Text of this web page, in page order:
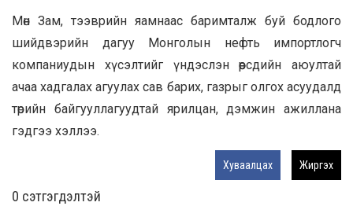
Мөн Зам, тээврийн яамнаас баримталж буй бодлого
шийдвэрийн дагуу Монголын нефть импортлогч
компаниудын хүсэлтийг үндэслэн өөрсдийн аюултай
ачаа хадгалах агуулах сав барих, газрыг олгох асуудалд
төрийн байгууллагуудтай ярилцан, дэмжин ажиллана
гэдгээ хэллээ.
Хуваалцах Жиргэх
0 cэтгэгдэлтэй